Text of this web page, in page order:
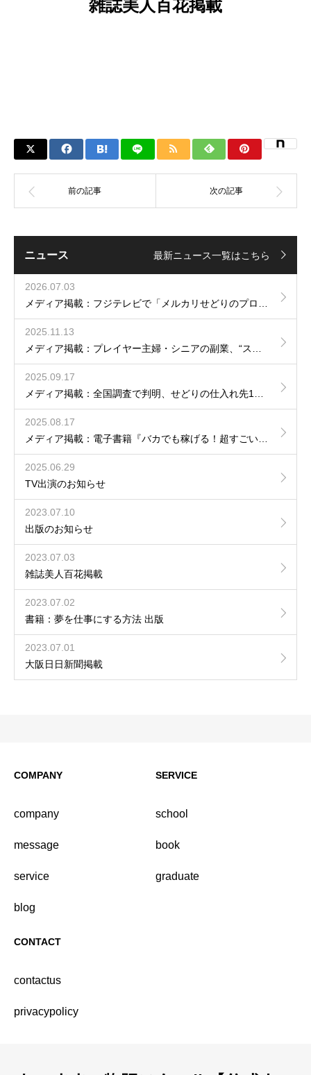
雑誌美人百花掲載
ニュース 最新ニュース一覧はこちら
2026.07.03
2025.11.13
2025.09.17
2025.08.17
2025.06.29
TV出演のお知らせ
2023.07.10
出版のお知らせ
2023.07.03
雑誌美人百花掲載
2023.07.02
書籍：夢を仕事にする方法 出版
2023.07.01
大阪日日新聞掲載
COMPANY
company
message
service
blog
SERVICE
school
book
graduate
CONTACT
contactus
privacypolicy